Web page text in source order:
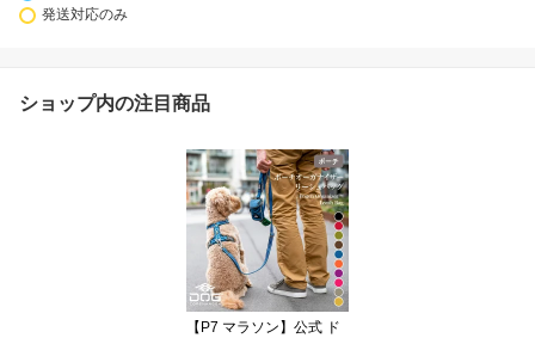
発送対応のみ
ショップ内の注目商品
【P7 マラソン】公式 ド